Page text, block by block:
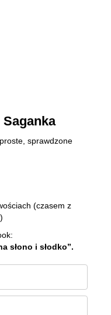
Saganka
sprawdzone
(czasem z
słono i słodko”.